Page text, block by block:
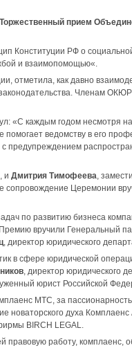
Торжественный прием
Конституции РФ о
и взаимопомощью«.
отметила, как давно
Членам
«С каждым годом несмотря
ведомству в его
предупреждением
и Дмитрия Тимофеева,
сопровождение Церемонии
по развитию бизнеса
вручили Генеральный
, директор юридического
в сфере юридической
, директор юридического
юрист Российской
МТС, за
новаторского духа
BIRCH LEGAL.
работу, комплаенс,